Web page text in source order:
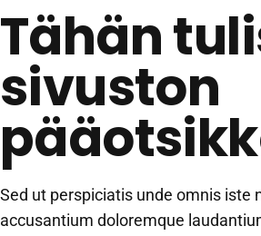
Tähän
sivuston
Sed ut perspiciatis unde omnis iste
accusantium doloremque